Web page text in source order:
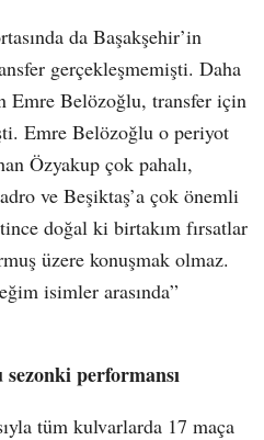
da Başakşehir’in
gerçekleşmemişti. Daha
Emre Belözoğlu, transfer için
Emre Belözoğlu o periyot
Özyakup çok pahalı,
ve Beşiktaş’a çok önemli
doğal ki birtakım fırsatlar
üzere konuşmak olmaz.
isimler arasında”
performansı
tüm kulvarlarda 17 maça